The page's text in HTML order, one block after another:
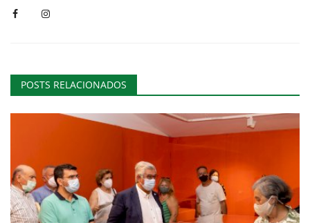
POSTS RELACIONADOS